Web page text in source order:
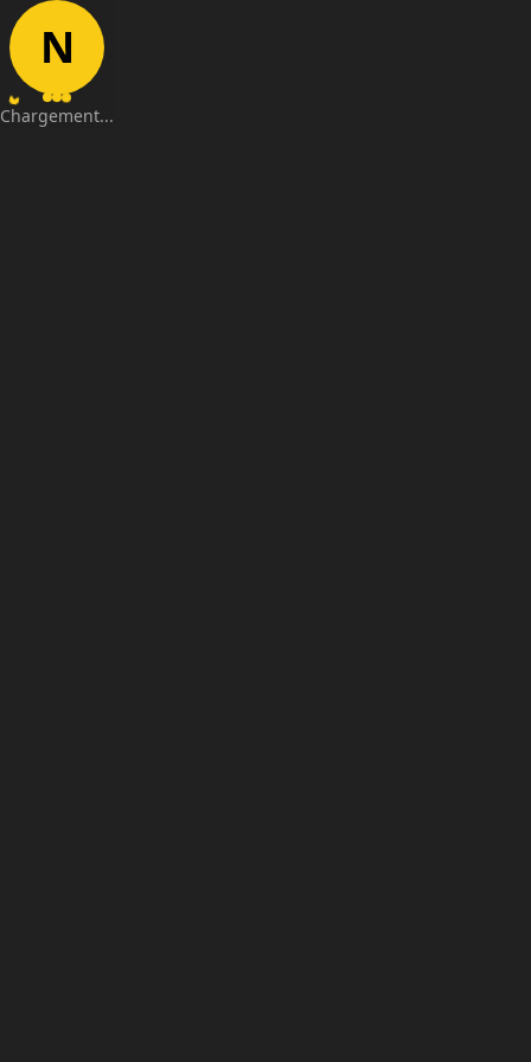
N
Chargement...